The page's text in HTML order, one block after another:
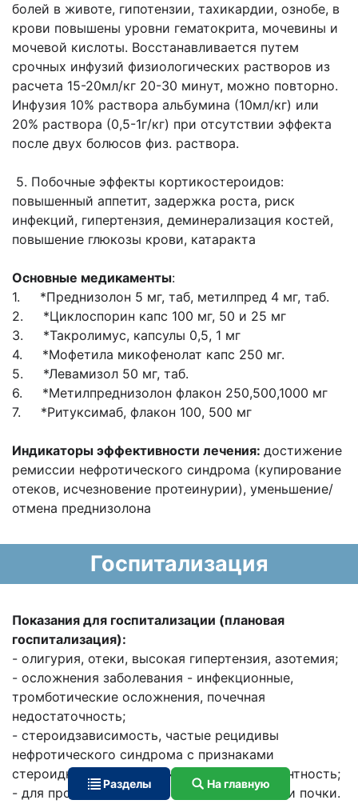
болей в животе, гипотензии, тахикардии, ознобе, в
крови повышены уровни гематокрита, мочевины и
мочевой кислоты. Восстанавливается путем
срочных инфузий физиологических растворов из
расчета 15-20мл/кг 20-30 минут, можно повторно.
Инфузия 10% раствора альбумина (10мл/кг) или
20% раствора (0,5-1г/кг) при отсутствии эффекта
после двух болюсов физ. раствора.
5. Побочные эффекты кортикостероидов:
повышенный аппетит, задержка роста, риск
инфекций, гипертензия, деминерализация костей,
повышение глюкозы крови, катаракта
Основные медикаменты:
1. *Преднизолон 5 мг, таб, метилпред 4 мг, таб.
2. *Циклоспорин капс 100 мг, 50 и 25 мг
3. *Такролимус, капсулы 0,5, 1 мг
4. *Мофетила микофенолат капс 250 мг.
5. *Левамизол 50 мг, таб.
6. *Метилпреднизолон флакон 250,500,1000 мг
7. *Ритуксимаб, флакон 100, 500 мг
Индикаторы эффективности лечения: достижение
ремиссии нефротического синдрома (купирование
отеков, исчезновение протеинурии), уменьшение/
отмена преднизолона
Госпитализация
Показания для госпитализации (плановая
госпитализация):
- олигурия, отеки, высокая гипертензия, азотемия;
- осложнения заболевания - инфекционные,
тромботические осложнения, почечная
недостаточность;
- стероидзависимость, частые рецидивы
нефротического синдрома с признаками
стероидной токсичности, стероидрезистентность;
- для проведения диагностической биопсии почки.
Разделы На главную